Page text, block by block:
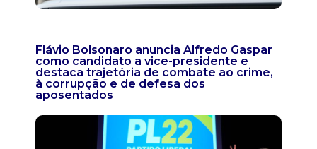
Flávio Bolsonaro anuncia Alfredo Gaspar
como candidato a vice-presidente e
destaca trajetória de combate ao crime,
à corrupção e de defesa dos
aposentados